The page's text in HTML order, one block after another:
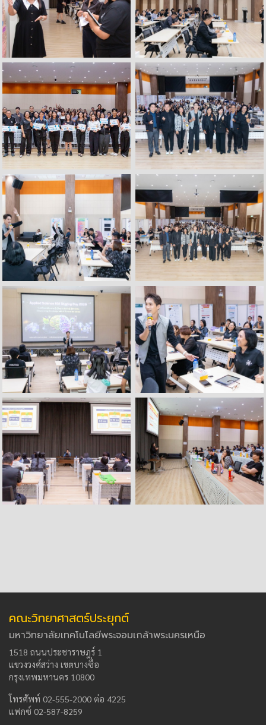
คณะวิทยาศาสตร์ประยุกต์
มหาวิทยาลัยเทคโนโลยีพระจอมเกล้าพระนครเหนือ
1518 ถนนประชาราษฎร์ 1
แขวงวงศ์สว่าง เขตบางซื่อ
กรุงเทพมหานคร 10800
โทรศัพท์ 02-555-2000 ต่อ 4225
แฟกซ์ 02-587-8259